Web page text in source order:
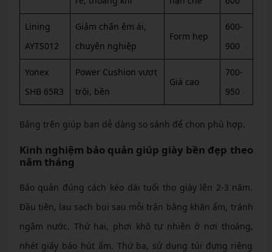
Lining
AYTS012
Giảm chấn êm ái,
chuyên nghiệp
Form hẹp
600-
900
Yonex
SHB 65R3
Power Cushion vượt
trội, bền
Giá cao
700-
950
Bảng trên giúp bạn dễ dàng so sánh để chọn phù hợp.
Kinh nghiệm bảo quản giúp giày bền đẹp theo
năm tháng
Bảo quản đúng cách kéo dài tuổi thọ giày lên 2-3 năm.
Đầu tiên, lau sạch bụi sau mỗi trận bằng khăn ẩm, tránh
ngâm nước. Thứ hai, phơi khô tự nhiên ở nơi thoáng,
nhét giấy báo hút ẩm. Thứ ba, sử dụng túi đựng riêng